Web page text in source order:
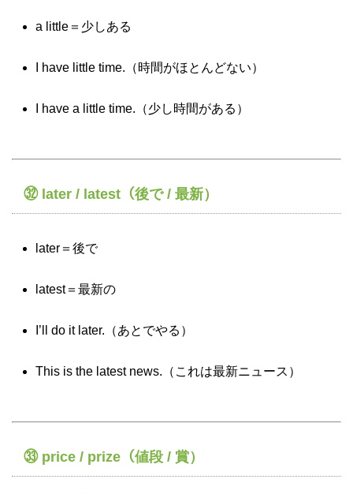
a little＝少しある
I have little time.（時間がほとんどない）
I have a little time.（少し時間がある）
㉜ later / latest（後で / 最新）
later＝後で
latest＝最新の
I’ll do it later.（あとでやる）
This is the latest news.（これは最新ニュース）
㉝ price / prize（値段 / 賞）